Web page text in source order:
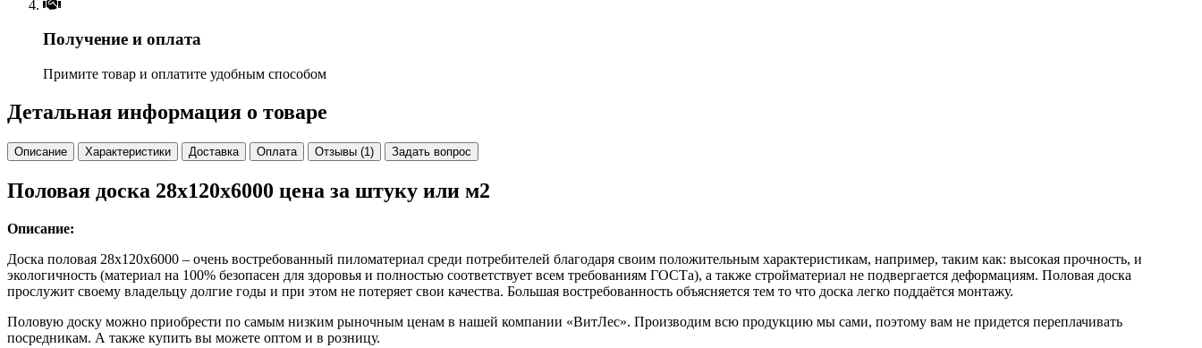
Получение и оплата
Примите товар и оплатите удобным способом
Детальная информация о товаре
Описание Характеристики Доставка Оплата Отзывы (1) Задать вопрос
Половая доска 28х120х6000 цена за штуку или м2
Описание:
Доска половая 28х120х6000 – очень востребованный пиломатериал среди потребителей благодаря своим положительным характеристикам, например, таким как: высокая прочность, и
экологичность (материал на 100% безопасен для здоровья и полностью соответствует всем требованиям ГОСТа), а также стройматериал не подвергается деформациям. Половая доска
прослужит своему владельцу долгие годы и при этом не потеряет свои качества. Большая востребованность объясняется тем то что доска легко поддаётся монтажу.
Половую доску можно приобрести по самым низким рыночным ценам в нашей компании «ВитЛес». Производим всю продукцию мы сами, поэтому вам не придется переплачивать
посредникам. А также купить вы можете оптом и в розницу.